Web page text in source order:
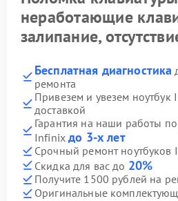
неработающие
залипание,
Бесплатная диагностика
ремонта
Привезем и увезем ноутбук
доставкой
Гарантия на наши работы
Infinixдо 3-х лет
Срочный ремонт ноутбуков
Скидка для вас до 20%
Получите 1500 рублей на
Оригинальные